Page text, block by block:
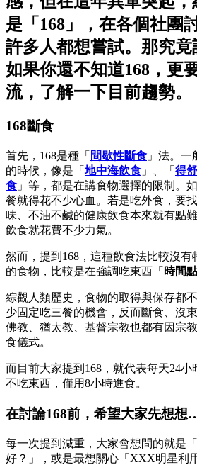
是「168」，在各個社團
許多人都想嘗試。那究竟
如果你還不知道168，更
流，了解一下目前趨勢。
168斷食
首先，168是種「 間歇性斷食 」法。
的時候，像是「 地中海飲食 」、「 得
食 」等，都是在講食物選擇的限制。
餐就得花不少心血。若是吃外食，要
味、不油不鹹的健康飲食本來就有點
飲食就花費不少力氣。
然而，提到168，這種飲食法比較沒有
的食物，比較是在強調吃東西「 時間點
綜觀人類歷史，食物的取得與保存都
少固定吃三餐的機會，反而斷食、沒
佛教、猶太教、基督宗教也都有因宗
食儀式。
而目前大家提到168，就代表每天24小
不吃東西，僅用8小時進食。
在討論168前，希望大家先想想
每一次提到減重，大家會想問的就是
好？」，或是最想關心「XXX明星利